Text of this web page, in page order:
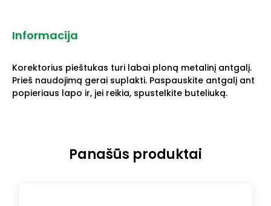
Informacija
Korektorius pieštukas turi labai ploną metalinį antgalį.
Prieš naudojimą gerai suplakti. Paspauskite antgalį ant
popieriaus lapo ir, jei reikia, spustelkite buteliuką.
Panašūs produktai